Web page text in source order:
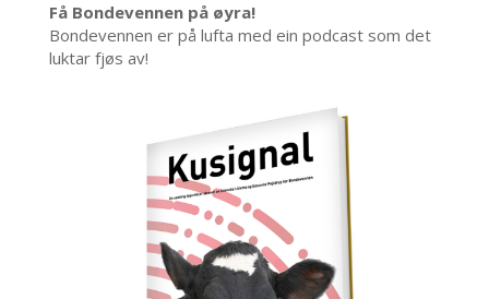
Få Bondevennen på øyra!
Bondevennen er på lufta med ein podcast som det
luktar fjøs av!